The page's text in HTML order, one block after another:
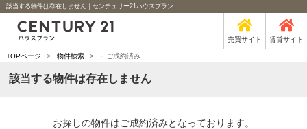
該当する物件は存在しません｜センチュリー21ハウスプラン
売買サイト 賃貸サイト
TOPページ > 物件検索 > - ご成約済み
該当する物件は存在しません
お探しの物件はご成約済みとなっております。